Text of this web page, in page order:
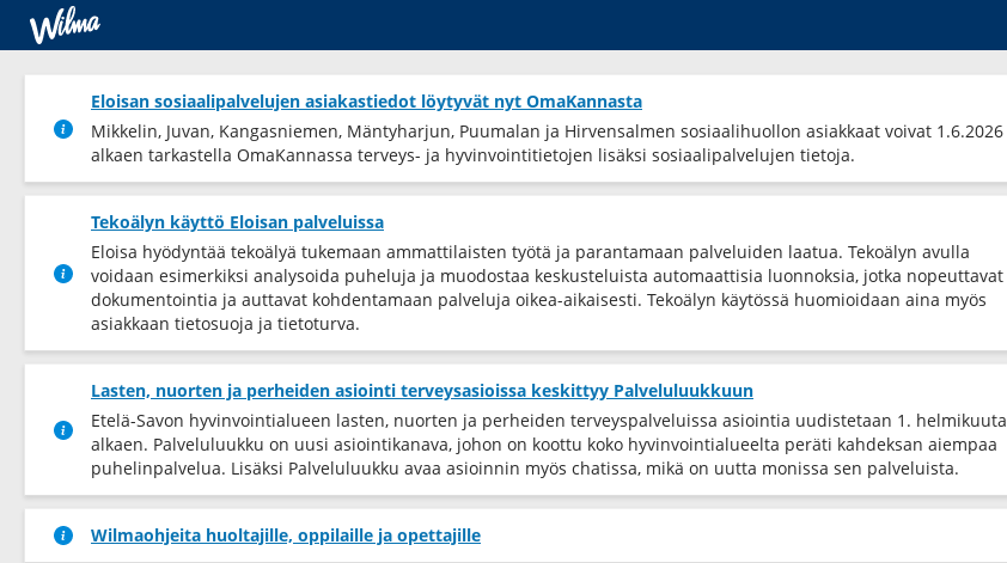
Eloisan sosiaalipalvelujen asiakastiedot löytyvät nyt OmaKannasta
Mikkelin, Juvan, Kangasniemen, Mäntyharjun, Puumalan ja Hirvensalmen sosiaalihuollon asiakkaat voivat 1.6.2026
alkaen tarkastella OmaKannassa terveys-​ ja hyvinvointitietojen lisäksi sosiaalipalvelujen tietoja.
Tekoälyn käyttö Eloisan palveluissa
Eloisa hyödyntää tekoälyä tukemaan ammattilaisten työtä ja parantamaan palveluiden laatua. Tekoälyn avulla
voidaan esimerkiksi analysoida puheluja ja muodostaa keskusteluista automaattisia luonnoksia, jotka nopeuttavat
dokumentointia ja auttavat kohdentamaan palveluja oikea-​aikaisesti. Tekoälyn käytössä huomioidaan aina myös
asiakkaan tietosuoja ja tietoturva.
Lasten, nuorten ja perheiden asiointi terveysasioissa keskittyy Palveluluukkuun
Etelä-Savon hyvinvointialueen lasten, nuorten ja perheiden terveyspalveluissa asiointia uudistetaan 1. helmikuuta
alkaen. Palveluluukku on uusi asiointikanava, johon on koottu koko hyvinvointialueelta peräti kahdeksan aiempaa
puhelinpalvelua. Lisäksi Palveluluukku avaa asioinnin myös chatissa, mikä on uutta monissa sen palveluista.
Wilmaohjeita huoltajille, oppilaille ja opettajille